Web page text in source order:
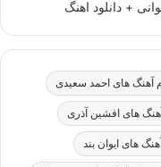
+ دانلود اهنگ
آهنگ های احمد سعیدی
آهنگ های افشین آذری
های ایوان بند